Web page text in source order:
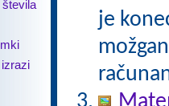
števila
je